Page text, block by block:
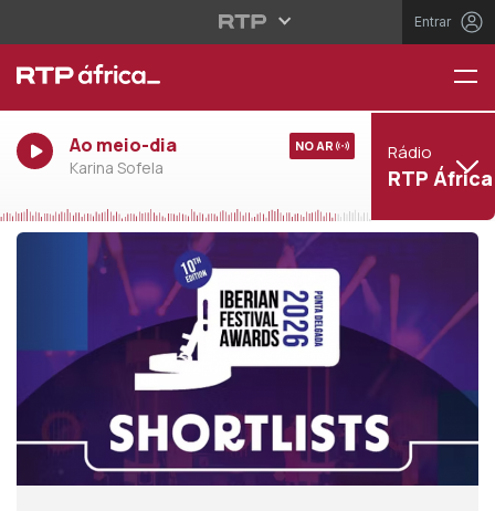
Entrar
Ao meio-dia
Karina Sofela
NO AR Rádio
RTP África